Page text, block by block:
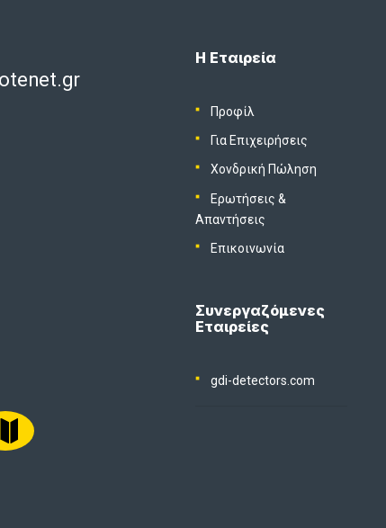
Η Εταιρεία
Προφίλ
Για Επιχειρήσεις
Χονδρική Πώληση
Ερωτήσεις &
Απαντήσεις
Επικοινωνία
Συνεργαζόμενες
Εταιρείες
gdi-detectors.com